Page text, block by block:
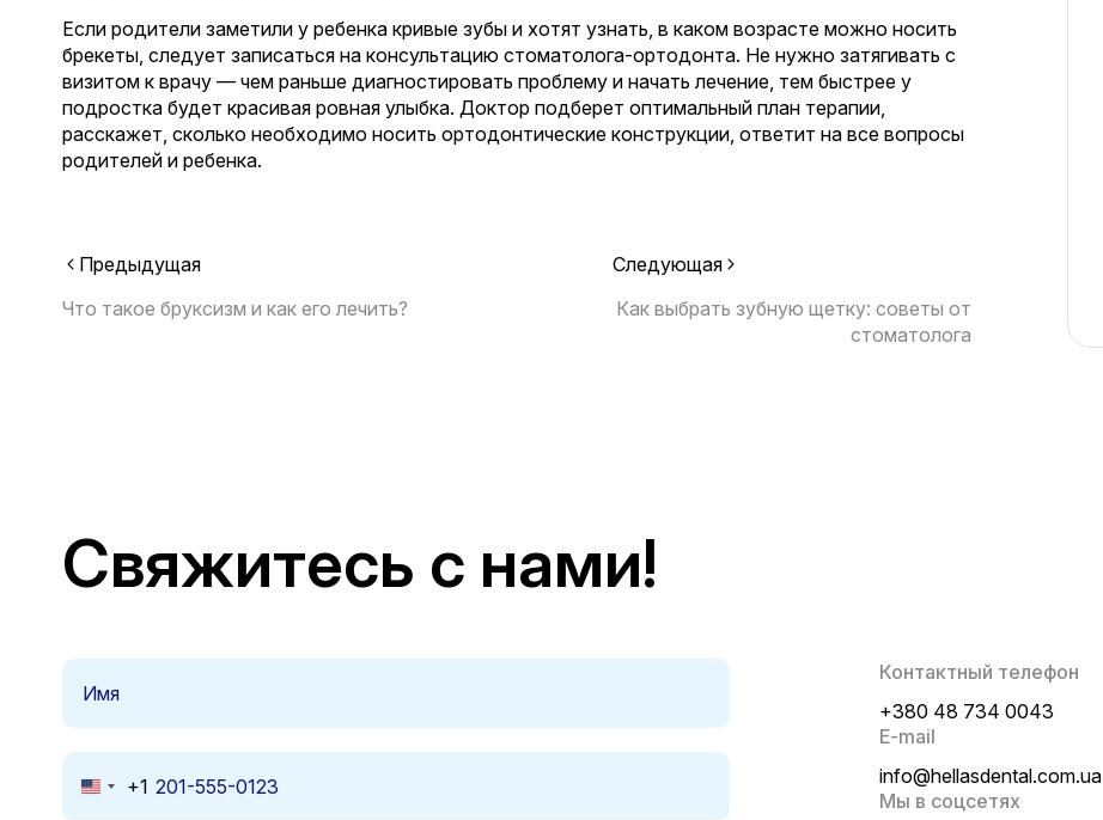
Если родители заметили у ребенка кривые зубы и хотят узнать, в каком возрасте можно носить
брекеты, следует записаться на консультацию стоматолога-ортодонта. Не нужно затягивать с
визитом к врачу — чем раньше диагностировать проблему и начать лечение, тем быстрее у
подростка будет красивая ровная улыбка. Доктор подберет оптимальный план терапии,
расскажет, сколько необходимо носить ортодонтические конструкции, ответит на все вопросы
родителей и ребенка.
Предыдущая
Что такое бруксизм и как его лечить?
Следующая
Как выбрать зубную щетку: советы от
стоматолога
Свяжитесь с нами!
United
+1
Контактный телефон
+380 48 734 0043
E-mail
info@hellasdental.com.ua
Мы в соцсетях